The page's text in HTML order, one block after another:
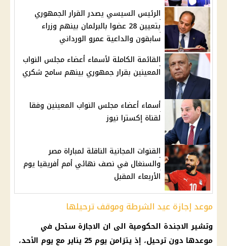
الرئيس السيسي يصدر القرار الجمهوري
بتعيين 28 عضوا بالبرلمان بينهم وزراء
سابقون والداعية عمرو الورداني
القائمة الكاملة لأسماء أعضاء مجلس النواب
المعينين بقرار جمهوري بينهم سامح شكري
أسماء أعضاء مجلس النواب المعينين وفقا
لقناة إكسترا نيوز
القنوات المجانية الناقلة لمباراة مصر
والسنغال في نصف نهائي أمم أفريقيا يوم
الأربعاء المقبل
موعد إجازة عيد الشرطة وموقف ترحيلها
وتشير الاجندة الحكومية الى ان الاجازة ستحل في
موعدها دون ترحيل، إذ يتزامن يوم 25 يناير مع يوم الأحد،